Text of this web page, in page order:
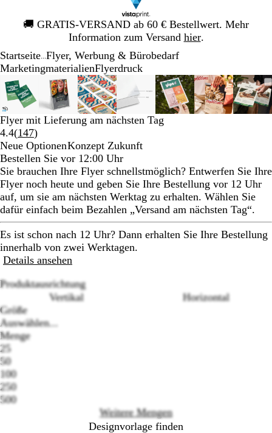
🚚 GRATIS-VERSAND ab 60 € Bestellwert. Mehr
Information zum Versand hier.
Galeriebild
1
Startseite Flyer, Werbung & Bürobedarf
Mar­ke­ting­ma­te­rialienFlyerdruck
Vergrößer-/verkleinerbares
Bild
Zoom
auf
Minimum
Klicken
zum
Vergrößern
Verwenden
Sie
die
Tasten
+
und
-
zum
Zoomen
und
die
Pfeiltasten
zum
Schwenken.
Vergrößer-/verkleinerbares
Bild
Zoom
auf
Minimum
Klicken
zum
Vergrößern
Verwenden
Sie
die
Tasten
und
-
zum
Zoomen
und
die
Pfeiltasten
zum
Schwenken.
Vergrößer-/verkleinerbares
Bild
Zoom
auf
Minimum
Klicken
zum
Vergrößern
Verwenden
Sie
die
Tasten
und
-
zum
Zoomen
und
die
Pfeiltasten
zum
Schwenken.
Vergrößer-/verkleinerbares
Bild
Zoom
auf
Minimum
Klicken
zum
Vergrößern
Verwenden
Sie
die
Tasten
und
zum
Zoomen
und
die
Pfeiltasten
zum
Schwenken.
Vergrößer-/
Bild
Zoom
auf
Minimum
Klicken
zum
Vergrößern
Verwenden
Sie
die
zum
Zoomen
und
die
Pfeiltasten
zum
Vergrößer-/
Bild
Zoom
auf
Minimum
Klicken
zum
Vergrößern
Verwenden
Sie
die
zum
Zoomen
und
die
Pfeiltasten
zum
Bild
auf
zum
Sie
die
zum
und
die
zum
Galeriebild
von
7
Flyer mit Lieferung am nächsten Tag
4.4(147Bewertungen
147
lesen
)
Neue OptionenKonzept Zukunft
Bestellen Sie vor 12:00 Uhr
Sie brauchen Ihre Flyer schnellstmöglich? Entwerfen Sie Ihre
Flyer noch heute und geben Sie Ihre Bestellung vor 12 Uhr
auf, um sie am nächsten Werktag zu erhalten. Wählen Sie
dafür einfach beim Bezahlen „Versand am nächsten Tag“.
Es ist schon nach 12 Uhr? Dann erhalten Sie Ihre Bestellung
innerhalb von zwei Werktagen.
Details ansehen
Produktausrichtung
Vertikal
Horizontal
Größe
Auswählen...
Menge
25
50
100
250
500
Weitere Mengen
Designvorlage finden